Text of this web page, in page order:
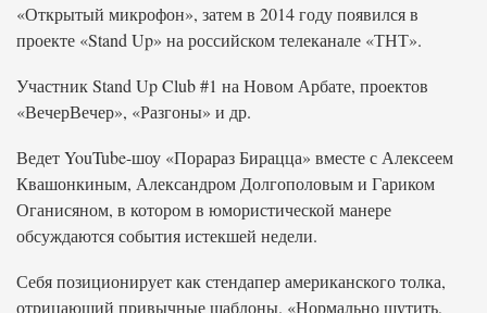
«Открытый микрофон», затем в 2014 году появился в
проекте «Stand Up» на российском телеканале «ТНТ».
Участник Stand Up Club #1 на Новом Арбате, проектов
«ВечерВечер», «Разгоны» и др.
Ведет YouTube-шоу «Порараз Бирацца» вместе с Алексеем
Квашонкиным, Александром Долгополовым и Гариком
Оганисяном, в котором в юмористической манере
обсуждаются события истекшей недели.
Себя позиционирует как стендапер американского толка,
отрицающий привычные шаблоны. «Нормально шутить,